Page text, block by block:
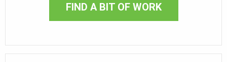
FIND A BIT OF WORK